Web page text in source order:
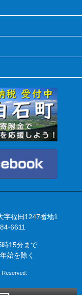
福田1247番地1
6611
15分まで
始を除く
Reserved.